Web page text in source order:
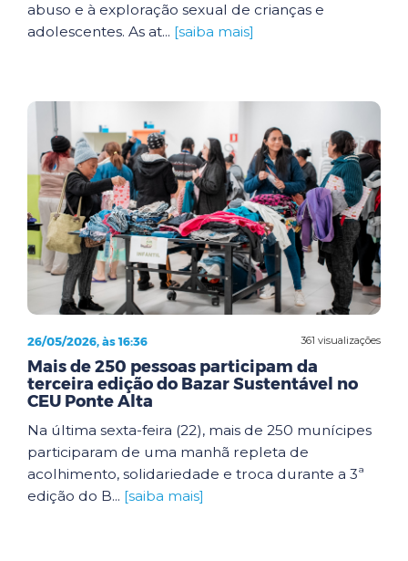
abuso e à exploração sexual de crianças e
adolescentes. As at... [saiba mais]
361 visualizações
26/05/2026, às 16:36
Mais de 250 pessoas participam da
terceira edição do Bazar Sustentável no
CEU Ponte Alta
Na última sexta-feira (22), mais de 250 munícipes
participaram de uma manhã repleta de
acolhimento, solidariedade e troca durante a 3ª
edição do B... [saiba mais]